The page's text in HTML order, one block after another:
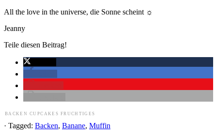
All the love in the universe, die Sonne scheint ☼
Jeanny
Teile diesen Beitrag!
BACKEN CUPCAKES FRUCHTIGES
· Tagged: Backen, Banane, Muffin